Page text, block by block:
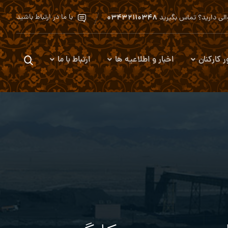
با ما در ارتباط باشید دارید؟ تماس بگیرید۰۳۴۳۲۱۱۰۳۴۸
کارکنان اخبار و اطلاعیه ها ارتباط با ما